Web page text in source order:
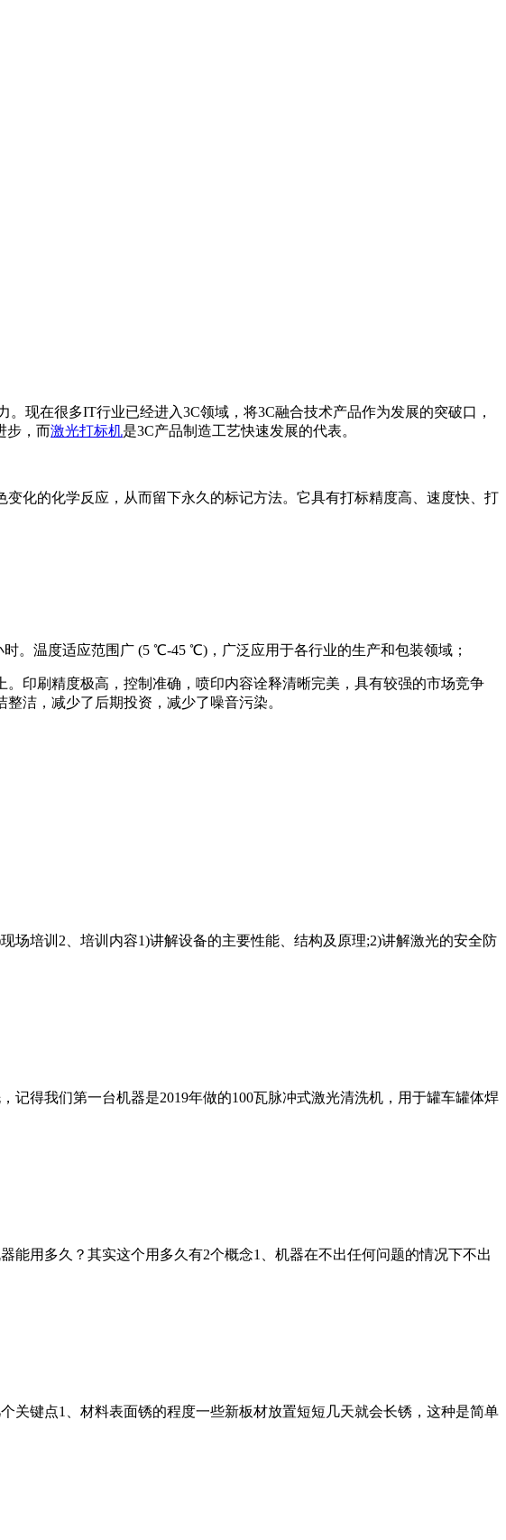
现在很多IT行业已经进入3C领域，将3C融合技术产品作为发展的突破口，
步，而激光打标机是3C产品制造工艺快速发展的代表。
化的化学反应，从而留下永久的标记方法。它具有打标精度高、速度快、打
。温度适应范围广 (5 ℃-45 ℃)，广泛应用于各行业的生产和包装领域；
印刷精度极高，控制准确，喷印内容诠释清晰完美，具有较强的市场竞争
洁，减少了后期投资，减少了噪音污染。
场培训2、培训内容1)讲解设备的主要性能、结构及原理;2)讲解激光的安全防
得我们第一台机器是2019年做的100瓦脉冲式激光清洗机，用于罐车罐体焊
用多久？其实这个用多久有2个概念1、机器在不出任何问题的情况下不出
关键点1、材料表面锈的程度一些新板材放置短短几天就会长锈，这种是简单